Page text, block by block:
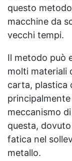
questo
macchine da
vecchi tempi.
Il metodo può
molti materiali
carta, plastica
meccanismo
questa,
fatica nel
metallo.